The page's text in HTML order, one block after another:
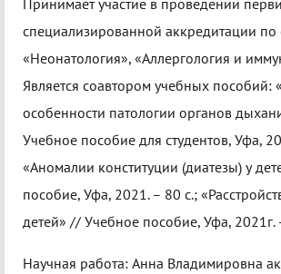
Принимает участие в проведении
специализированной аккредитации по
«Неонатология», «Аллергология и
Является соавтором учебных пособий:
особенности патологии органов
Учебное пособие для студентов, Уфа,
«Аномалии конституции (диатезы) у
пособие, Уфа, 2021. – 80 с.;
детей» // Учебное пособие, Уфа, 2021г.
Научная работа: Анна Владимировна